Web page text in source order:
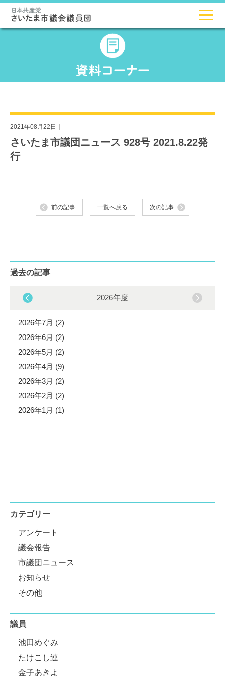
2021年08月22日｜
さいたま市議団ニュース 928号 2021.8.22発
行
前の記事 一覧へ戻る 次の記事
過去の記事
2026年度
2026年7月 (2)
2026年6月 (2)
2026年5月 (2)
2026年4月 (9)
2026年3月 (2)
2026年2月 (2)
2026年1月 (1)
カテゴリー
アンケート
議会報告
市議団ニュース
お知らせ
その他
議員
池田めぐみ
たけこし連
金子あきよ